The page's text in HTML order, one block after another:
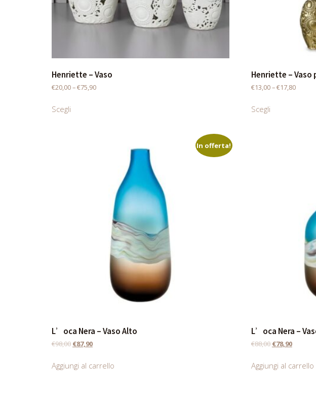
Henriette – Vaso
€20,00–€75,90
Scegli
Henriette –
€13,00–€17,80
Scegli
In offerta!
L’oca Nera – Vaso Alto
€98,00 €87,90
Aggiungi al carrello
L’oca Nera –
€88,00 €78,90
Aggiungi al carrello